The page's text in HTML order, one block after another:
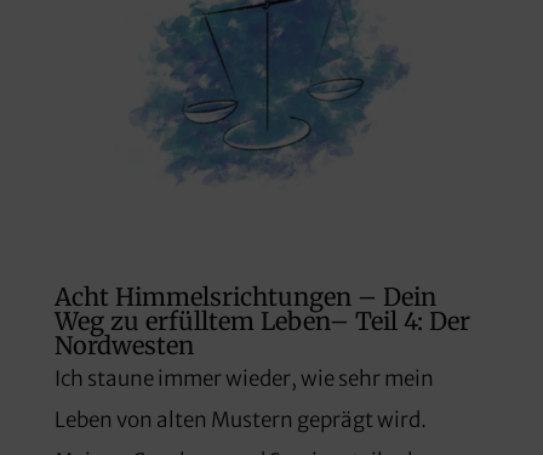
Acht Himmelsrichtungen – Dein
Weg zu erfülltem Leben– Teil 4: Der
Nordwesten
Ich staune immer wieder, wie sehr mein
Leben von alten Mustern geprägt wird.